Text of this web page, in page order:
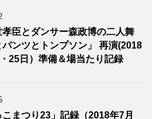
孝臣とダンサー森政博の二人舞
パンツとトンプソン」 再演(2018
25日）準備＆場当たり記録
こまつり23」記録（2018年7月